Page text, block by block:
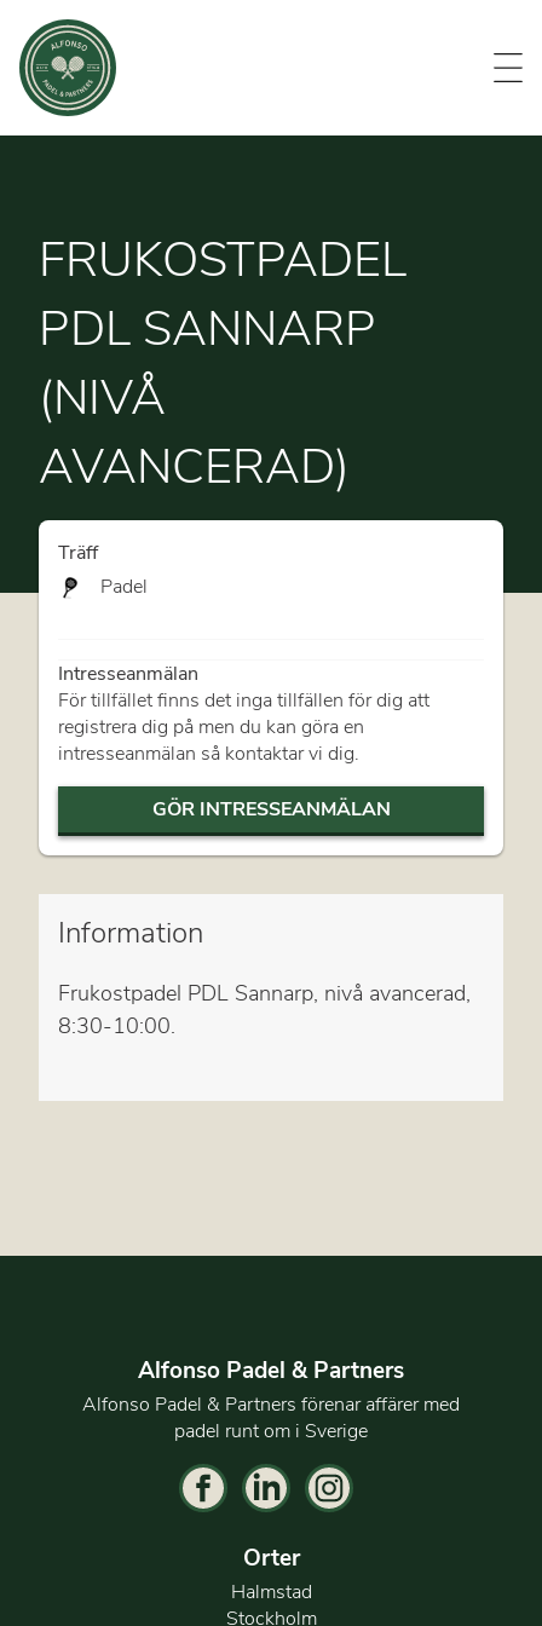
Evenemang
FRUKOSTPADEL
PDL SANNARP
(NIVÅ
AVANCERAD)
Information
Frukostpadel PDL Sannarp, nivå avancerad,
8:30-10:00.
Träff
Padel
Intresseanmälan
För tillfället finns det inga tillfällen för dig att
registrera dig på men du kan göra en
intresseanmälan så kontaktar vi dig.
GÖR INTRESSEANMÄLAN
Alfonso Padel & Partners
Alfonso Padel & Partners förenar affärer med
padel runt om i Sverige
Orter
Halmstad
Stockholm